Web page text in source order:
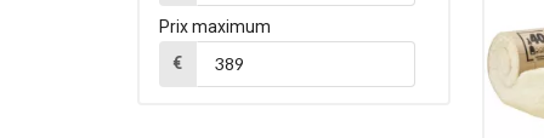
Prix maximum
€